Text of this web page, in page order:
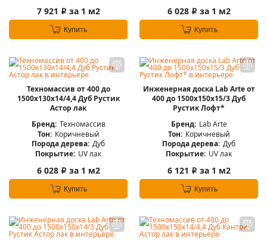
7 921 i за 1 м2
Купить
6 028 i за 1 м2
Купить
Техномассив от 400 до
1500х130х14/4,4 Дуб Рустик
Астор лак
Бренд: Техномассив
Тон: Коричневый
Порода дерева: Дуб
Покрытие: UV лак
6 028 i за 1 м2
Купить
Инженерная доска Lab Arte от
400 до 1500х150х15/3 Дуб
Рустик Лофт*
Бренд: Lab Arte
Тон: Коричневый
Порода дерева: Дуб
Покрытие: UV лак
6 121 i за 1 м2
Купить